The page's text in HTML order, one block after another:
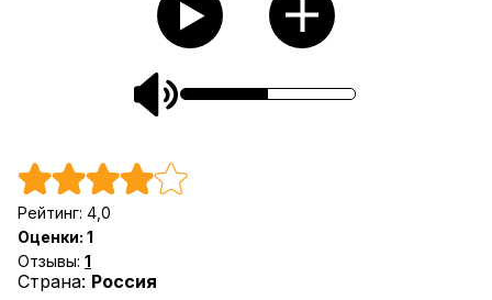
Рейтинг: 4,0
Оценки: 1
Отзывы: 1
Страна: Россия